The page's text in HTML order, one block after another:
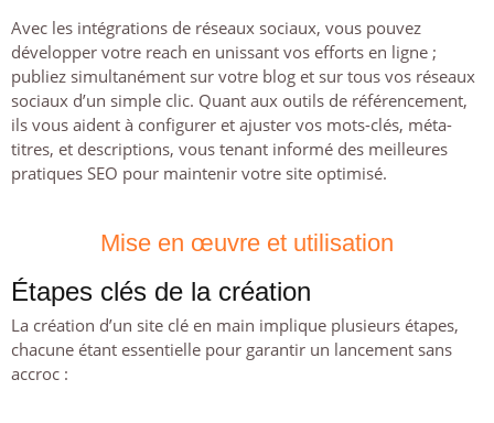
Avec les intégrations de réseaux sociaux, vous pouvez
développer votre reach en unissant vos efforts en ligne ;
publiez simultanément sur votre blog et sur tous vos réseaux
sociaux d’un simple clic. Quant aux outils de référencement,
ils vous aident à configurer et ajuster vos mots-clés, méta-
titres, et descriptions, vous tenant informé des meilleures
pratiques SEO pour maintenir votre site optimisé.
Mise en œuvre et utilisation
Étapes clés de la création
La création d’un site clé en main implique plusieurs étapes,
chacune étant essentielle pour garantir un lancement sans
accroc :